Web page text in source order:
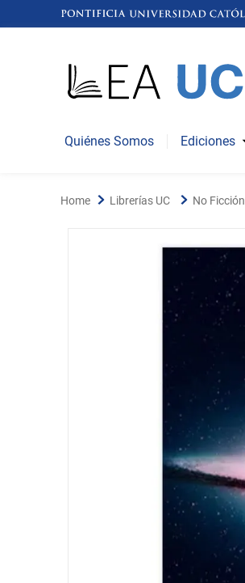
Quiénes Somos Ediciones
Librerías UC No Ficción